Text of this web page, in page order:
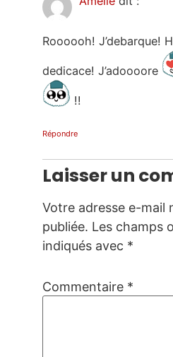
Roooooh! J’debarque!
dedicace! J’adoooore
!!
Répondre
Laisser un
Votre adresse e-mail
publiée. Les champs
indiqués avec *
Commentaire *